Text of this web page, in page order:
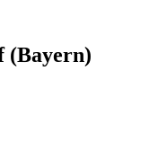
(Bayern)